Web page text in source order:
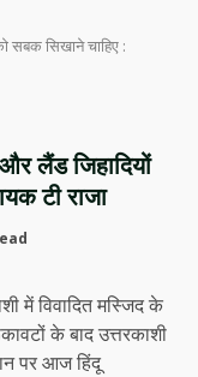
सबक सिखाने चाहिए :
लैंड जिहादियों
टी राजा
में विवादित मस्जिद के
के बाद उत्तरकाशी
पर आज हिंदू